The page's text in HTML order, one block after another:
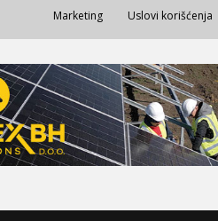
Marketing Uslovi korišćenja